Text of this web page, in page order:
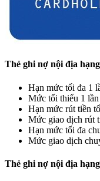
Thẻ ghi nợ nội địa
Hạn mức tối đa 1
Mức tối thiểu 1
Hạn mức rút tiền
Mức giao dịch rút
Hạn mức tối đa
Mức giao dịch
Thẻ ghi nợ nội địa